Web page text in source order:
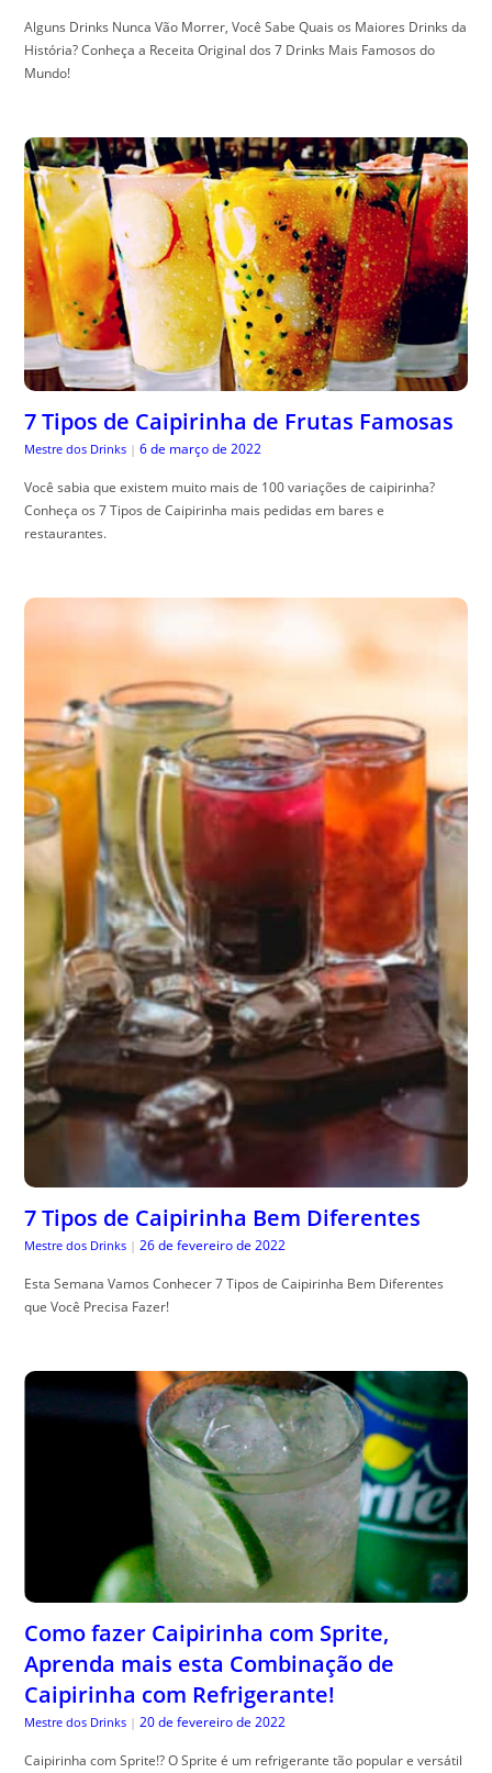
Alguns Drinks Nunca Vão Morrer, Você Sabe Quais os Maiores Drinks da
História? Conheça a Receita Original dos 7 Drinks Mais Famosos do
Mundo!
7 Tipos de Caipirinha de Frutas Famosas
Mestre dos Drinks | 6 de março de 2022
Você sabia que existem muito mais de 100 variações de caipirinha?
Conheça os 7 Tipos de Caipirinha mais pedidas em bares e
restaurantes.
7 Tipos de Caipirinha Bem Diferentes
Mestre dos Drinks | 26 de fevereiro de 2022
Esta Semana Vamos Conhecer 7 Tipos de Caipirinha Bem Diferentes
que Você Precisa Fazer!
Como fazer Caipirinha com Sprite,
Aprenda mais esta Combinação de
Caipirinha com Refrigerante!
Mestre dos Drinks | 20 de fevereiro de 2022
Caipirinha com Sprite!? O Sprite é um refrigerante tão popular e versátil